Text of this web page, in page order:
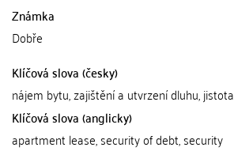
Známka
Dobře
Klíčová slova (česky)
nájem bytu, zajištění a utvrzení dluhu, jistota
Klíčová slova (anglicky)
apartment lease, security of debt, security